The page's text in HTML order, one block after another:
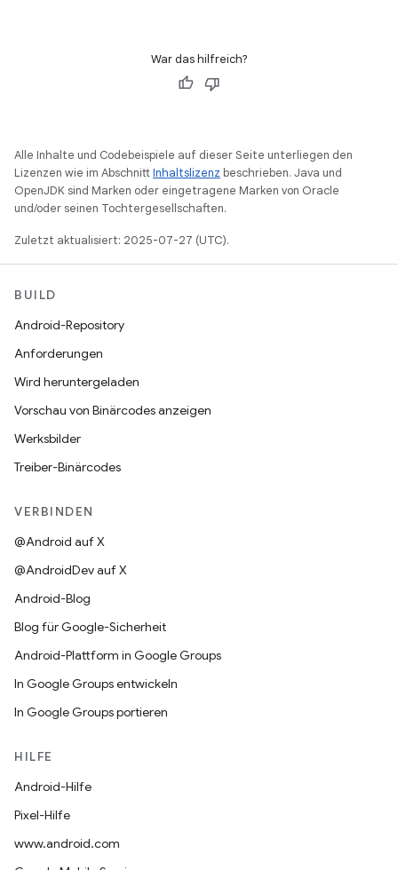
War das hilfreich?
Alle Inhalte und Codebeispiele auf dieser Seite unterliegen den
Lizenzen wie im AbschnittInhaltslizenz beschrieben. Java und
OpenJDK sind Marken oder eingetragene Marken von Oracle
und/oder seinen Tochtergesellschaften.
Zuletzt aktualisiert: 2025-07-27 (UTC).
BUILD
Android-Repository
Anforderungen
Wird heruntergeladen
Vorschau von Binärcodes anzeigen
Werksbilder
Treiber-Binärcodes
VERBINDEN
@Android auf X
@AndroidDev auf X
Android-Blog
Blog für Google-Sicherheit
Android-Plattform in Google Groups
In Google Groups entwickeln
In Google Groups portieren
HILFE
Android-Hilfe
Pixel-Hilfe
www.android.com